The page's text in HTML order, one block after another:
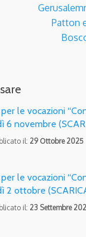
Patton
le vocazioni
6 novembre
il: 29 Ottobre 2025
le vocazioni
2 ottobre
il: 23 Settembre